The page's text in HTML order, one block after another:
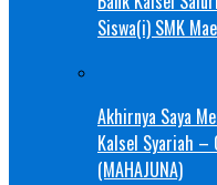
Siswa(i) SMK
Akhirnya Saya
Kalsel Syariah –
(MAHAJUNA)